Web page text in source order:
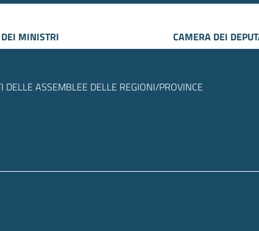
MINISTRI
CAMERA DEI
DELLE ASSEMBLEE DELLE REGIONI/PROVINCE